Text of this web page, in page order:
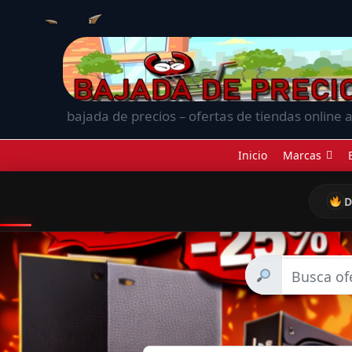
bajada de precios – ofertas de tiendas online
Inicio Marcas